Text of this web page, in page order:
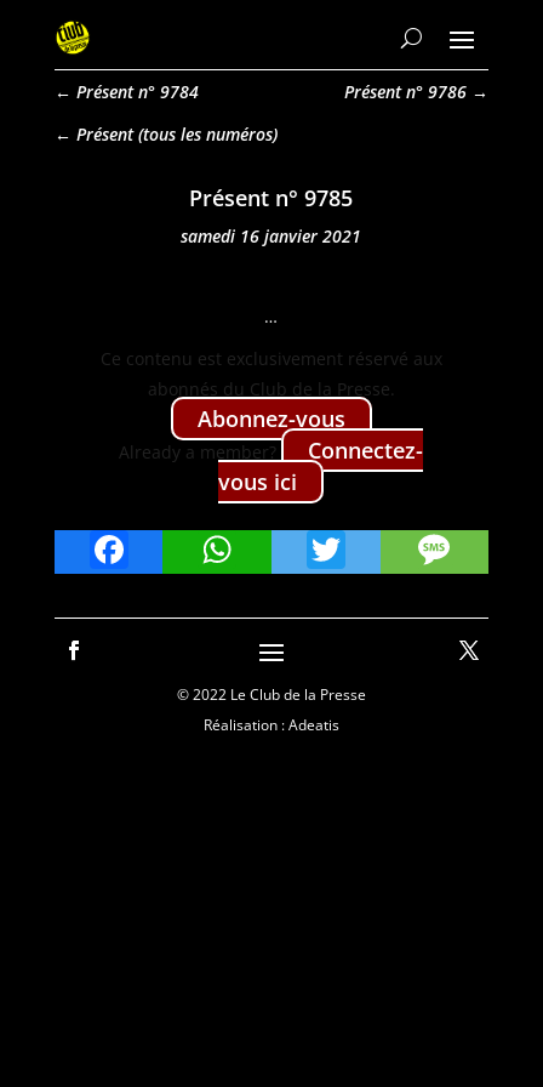
← Présent n° 9784 Présent n° 9786 →
Présent
Présent n° 9785
samedi 16 janvier 2021
…
Ce con­tenu est exclu­sive­ment réservé aux
abon­nés du Club de la Presse.
Abon­nez-vous
Already a mem­ber?
Con­nectez-
vous ici
FacebookWhatsApp
Twitter
© 2022 Le Club de la Presse
Réalisation : Adeatis